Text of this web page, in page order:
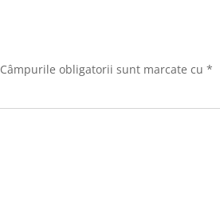
Câmpurile obligatorii sunt marcate cu*